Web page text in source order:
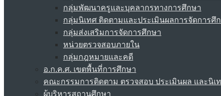
กลุ่มพัฒนาครูและบุคลากรทางการศึกษา
กลุ่มนิเทศ ติดตามและประเมินผลการจัดการศึ
กลุ่มส่งเสริมการจัดการศึกษา
หน่วยตรวจสอบภายใน
กลุ่มกฎหมายและคดี
อ.ก.ค.ศ. เขตพื้นที่การศึกษา
คณะกรรมการติดตาม ตรวจสอบ ประเมินผล และนิเ
ผู้บริหารสถานศึกษา